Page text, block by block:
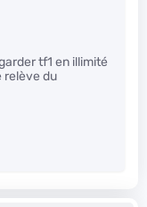
tf1 en illimité
relève du